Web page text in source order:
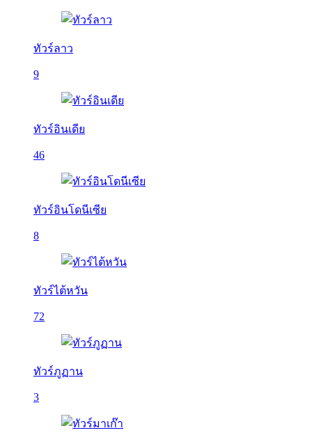
ทัวร์ลาว
9
ทัวร์อินเดีย
46
ทัวร์อินโดนีเซีย
8
ทัวร์ไต้หวัน
72
ทัวร์ภูฏาน
3